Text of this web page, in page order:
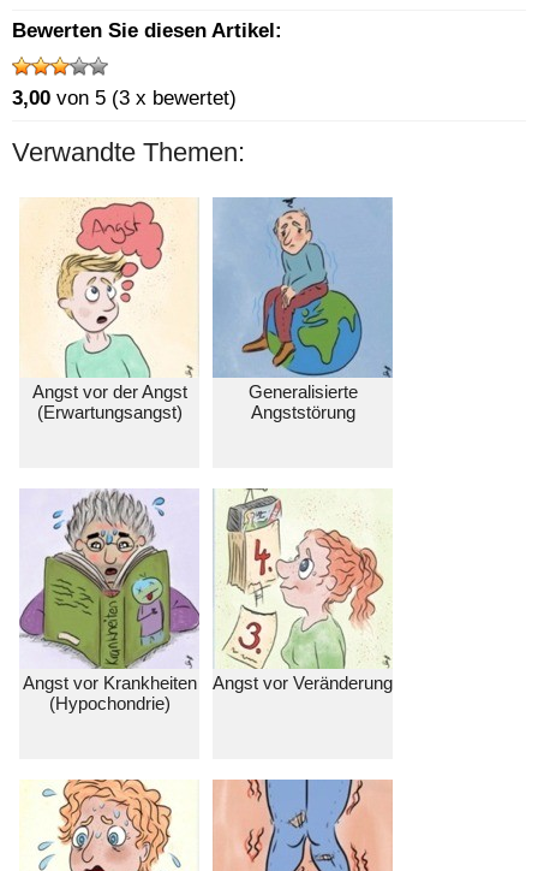
Bewerten Sie diesen Artikel:
3,00 von 5 (3 x bewertet)
Verwandte Themen:
Angst vor der Angst
(Erwartungsangst)
Generalisierte
Angststörung
Angst vor Krankheiten
(Hypochondrie)
Angst vor Veränderung